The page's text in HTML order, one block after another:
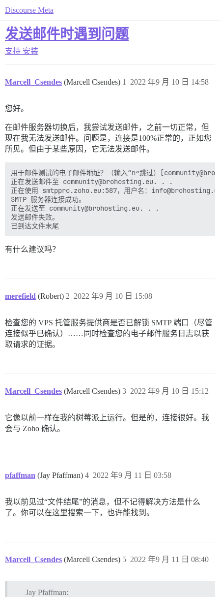
Discourse Meta
发送邮件时遇到问题
支持 安装
Marcell_Csendes (Marcell Csendes) 2022 年9 月 10 日 14:58
1
您好。
在邮件服务器切换后，我尝试发送邮件，之前一切正常，但
现在我无法发送邮件。问题是，连接是100%正常的，正如您
所见。但由于某些原因，它无法发送邮件。
用于邮件测试的电子邮件地址？（输入“n”跳过）
正在发送邮件至 community@brohosting.eu. . .
正在使用 smtppro.zoho.eu:587，用户名：
SMTP 服务器连接成功。
正在发送至 community@brohosting.eu. . .
发送邮件失败。
有什么建议吗？
merefield (Robert) 2022 年9 月 10 日 15:08
2
检查您的 VPS 托管服务提供商是否已解锁 SMTP 端口（尽管
连接似乎已确认）……同时检查您的电子邮件服务日志以获
取请求的证据。
Marcell_Csendes (Marcell Csendes) 2022 年9 月 10 日 15:12
3
它像以前一样在我的树莓派上运行。但是的，连接很好。我
会与 Zoho 确认。
pfaffman (Jay Pfaffman) 2022 年9 月 11 日 03:58
4
我以前见过“文件结尾”的消息，但不记得解决方法是什么
了。你可以在这里搜索一下，也许能找到。
Marcell_Csendes (Marcell Csendes) 2022 年9 月 11 日 08:40
5
Jay Pfaffman: